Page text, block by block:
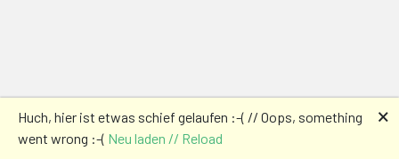
Huch, hier ist etwas schief gelaufen :-( // Oops, something
went wrong :-( Neu laden // Reload
🗙